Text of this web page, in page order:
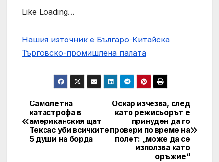
Like Loading…
Нашия източник е Българо-Китайска
Търговско-промишлена палaта
Post
navigation
Оскар изчезва, след
като режисьорът е
принуден да го
провери по време на
полет: „може да се
използва като
оръжие“
Самолетна
катастрофа в
американския щат
Тексас уби всичките
5 души на борда